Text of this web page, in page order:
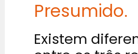
Presumido.
Existem